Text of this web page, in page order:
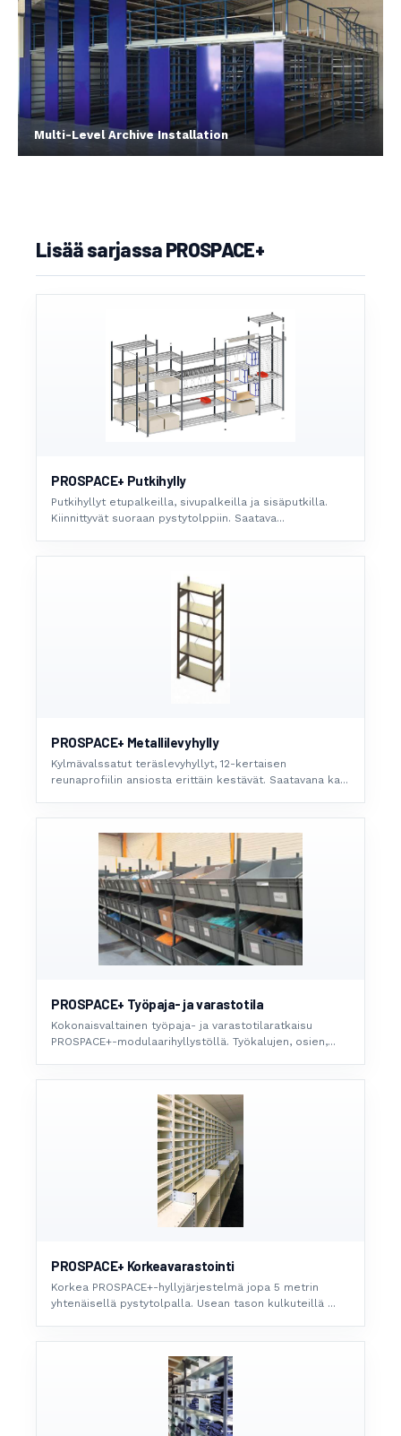
Multi-Level Archive Installation
Lisää sarjassa PROSPACE+
PROSPACE+ Putkihylly
Putkihyllyt etupalkeilla, sivupalkeilla ja sisäputkilla.
Kiinnittyvät suoraan pystytolppiin. Saatava...
PROSPACE+ Metallilevyhylly
Kylmävalssatut teräslevyhyllyt, 12-kertaisen
reunaprofiilin ansiosta erittäin kestävät. Saatavana ka...
PROSPACE+ Työpaja- ja varastotila
Kokonaisvaltainen työpaja- ja varastotilaratkaisu
PROSPACE+-modulaarihyllystöllä. Työkalujen, osien,...
PROSPACE+ Korkeavarastointi
Korkea PROSPACE+-hyllyjärjestelmä jopa 5 metrin
yhtenäisellä pystytolpalla. Usean tason kulkuteillä ...